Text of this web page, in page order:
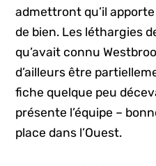
admettront qu’il
de bien. Les léthargies
qu’avait connu
d’ailleurs être
fiche quelque peu
présente l’équipe –
place dans l’Ouest.